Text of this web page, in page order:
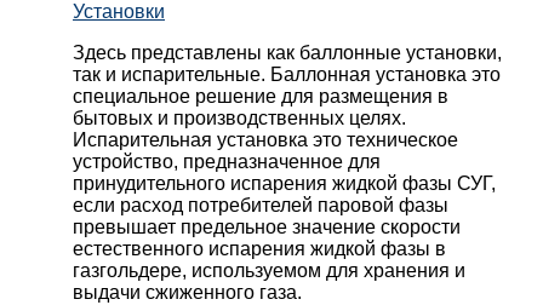
Установки
Здесь представлены как баллонные установки,
так и испарительные. Баллонная установка это
специальное решение для размещения в
бытовых и производственных целях.
Испарительная установка это техническое
устройство, предназначенное для
принудительного испарения жидкой фазы СУГ,
если расход потребителей паровой фазы
превышает предельное значение скорости
естественного испарения жидкой фазы в
газгольдере, используемом для хранения и
выдачи сжиженного газа.